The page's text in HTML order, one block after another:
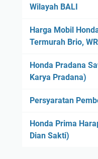
Wilayah BALI
Harga Mobil
Termurah Brio,
Honda Pradana
Karya Pradana)
Persyaratan
Honda Prima
Dian Sakti)